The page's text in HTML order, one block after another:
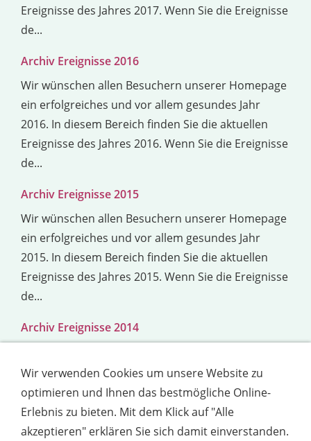
Ereignisse des Jahres 2017. Wenn Sie die Ereignisse
de...
Archiv Ereignisse 2016
Wir wünschen allen Besuchern unserer Homepage
ein erfolgreiches und vor allem gesundes Jahr
2016. In diesem Bereich finden Sie die aktuellen
Ereignisse des Jahres 2016. Wenn Sie die Ereignisse
de...
Archiv Ereignisse 2015
Wir wünschen allen Besuchern unserer Homepage
ein erfolgreiches und vor allem gesundes Jahr
2015. In diesem Bereich finden Sie die aktuellen
Ereignisse des Jahres 2015. Wenn Sie die Ereignisse
de...
Archiv Ereignisse 2014
2014.
1 »
Wir verwenden Cookies um unsere Website zu
optimieren und Ihnen das bestmögliche Online-
Erlebnis zu bieten. Mit dem Klick auf "Alle
akzeptieren" erklären Sie sich damit einverstanden.